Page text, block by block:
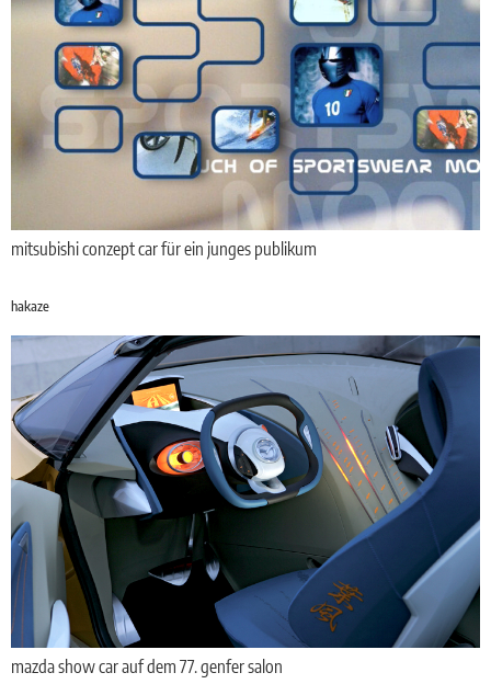
mitsubishi conzept car für ein junges publikum
hakaze
mazda show car auf dem 77. genfer salon